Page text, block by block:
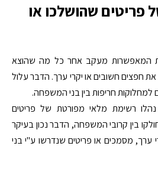
פריטים שהושלכו או
המאפשרות מעקב אחר כל מה שהוצא
חפצים חשובים או יקרי ערך. הדבר עלול
חריפות בין בני המשפחה.
רשימת מלאי מפורטת של פריטים
בין קרובי המשפחה, הדבר נכון בעיקר
ערך, מסמכים או פריטים שנדרשו ע"י בני